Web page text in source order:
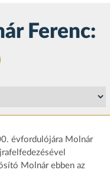
Ferenc:
évfordulójára Molnár
Molnár ebben az